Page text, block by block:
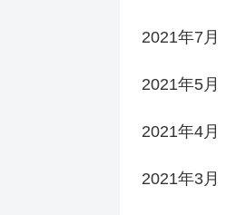
2021年7月
2021年5月
2021年4月
2021年3月